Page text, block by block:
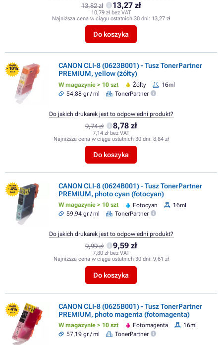
13,82 zł 13,27 zł
10,79 zł bez VAT
Najniższa cena w ciągu ostatnich 30 dni: 13,27 zł
Do koszyka
FLASH
- 10%
SALE
CANON CLI-8 (0623B001) - Tusz TonerPartner
PREMIUM, yellow (żółty)
W magazynie > 10 szt Żółty
16ml
54,88 gr / ml
TonerPartner
9,74 zł 8,78 zł
7,14 zł bez VAT
Najniższa cena w ciągu ostatnich 30 dni: 8,84 zł
Do koszyka
Do jakich drukarek jest to odpowiedni produkt?
FLASH
- 4%
SALE
CANON CLI-8 (0624B001) - Tusz TonerPartner
PREMIUM, photo cyan (fotocyan)
W magazynie > 10 szt Fotocyan
16ml
59,94 gr / ml
TonerPartner
9,99 zł 9,59 zł
7,80 zł bez VAT
Najniższa cena w ciągu ostatnich 30 dni: 9,61 zł
Do koszyka
Do jakich drukarek jest to odpowiedni produkt?
FLASH
- 4%
SALE
CANON CLI-8 (0625B001) - Tusz TonerPartner
PREMIUM, photo magenta (fotomagenta)
W magazynie > 10 szt Fotomagenta
16ml
57,19 gr / ml
TonerPartner